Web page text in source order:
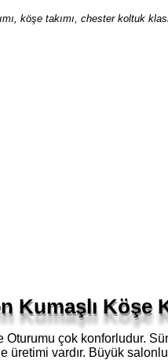
köşe takımı, chester koltuk
Köşe
çok konforludur.
üretimi vardır. Büyük